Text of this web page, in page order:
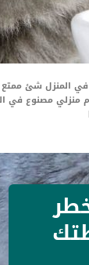
شئ ممتع
مصنوع في